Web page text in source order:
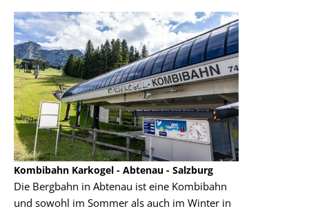
Kombibahn Karkogel - Abtenau - Salzburg
Die Bergbahn in Abtenau ist eine Kombibahn
und sowohl im Sommer als auch im Winter in